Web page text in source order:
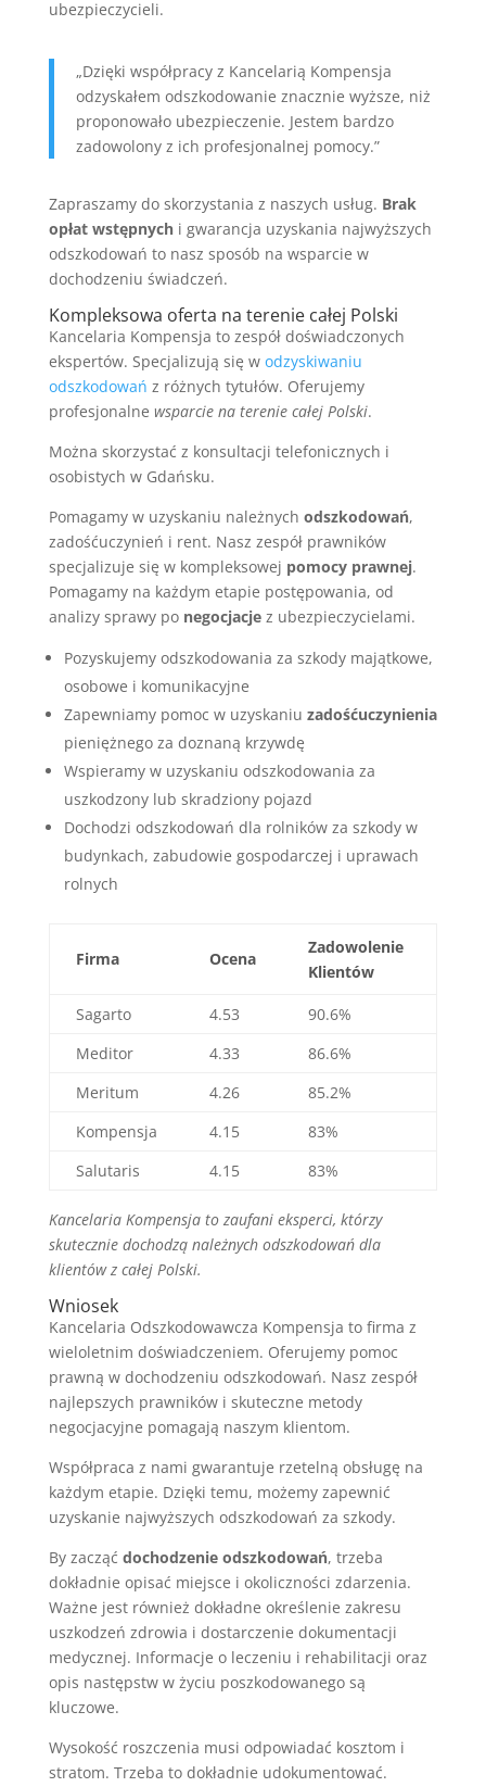
ubezpieczycieli.
„Dzięki współpracy z Kancelarią Kompensja
odzyskałem odszkodowanie znacznie wyższe, niż
proponowało ubezpieczenie. Jestem bardzo
zadowolony z ich profesjonalnej pomocy.”
Zapraszamy do skorzystania z naszych usług. Brak
opłat wstępnychi gwarancja uzyskania najwyższych
odszkodowań to nasz sposób na wsparcie w
dochodzeniu świadczeń.
Kompleksowa oferta na terenie całej Polski
Kancelaria Kompensja to zespół doświadczonych
ekspertów. Specjalizują się w odzyskiwaniu
odszkodowań z różnych tytułów. Oferujemy
profesjonalne wsparcie na terenie całej Polski.
Można skorzystać z konsultacji telefonicznych i
osobistych w Gdańsku.
Pomagamy w uzyskaniu należnych odszkodowań,
zadośćuczynień i rent. Nasz zespół prawników
specjalizuje się w kompleksowej pomocy prawnej.
Pomagamy na każdym etapie postępowania, od
analizy sprawy po negocjacjez ubezpieczycielami.
Pozyskujemy odszkodowania za szkody majątkowe,
osobowe i komunikacyjne
Zapewniamy pomoc w uzyskaniu zadośćuczynienia
pieniężnego za doznaną krzywdę
Wspieramy w uzyskaniu odszkodowania za
uszkodzony lub skradziony pojazd
Dochodzi odszkodowań dla rolników za szkody w
budynkach, zabudowie gospodarczej i uprawach
rolnych
Firma Ocena
Zadowolenie
Klientów
Sagarto 4.53
90.6%
Meditor
4.33
86.6%
Meritum
4.26
85.2%
Kompensja
4.15
83%
Salutaris
4.15 83%
Kancelaria Kompensja to zaufani eksperci, którzy
skutecznie dochodzą należnych odszkodowań dla
klientów z całej Polski.
Wniosek
Kancelaria Odszkodowawcza Kompensja to firma z
wieloletnim doświadczeniem. Oferujemy pomoc
prawną w dochodzeniu odszkodowań. Nasz zespół
najlepszych prawników i skuteczne metody
negocjacyjne pomagają naszym klientom.
Współpraca z nami gwarantuje rzetelną obsługę na
każdym etapie. Dzięki temu, możemy zapewnić
uzyskanie najwyższych odszkodowań za szkody.
By zacząć dochodzenie odszkodowań, trzeba
dokładnie opisać miejsce i okoliczności zdarzenia.
Ważne jest również dokładne określenie zakresu
uszkodzeń zdrowia i dostarczenie dokumentacji
medycznej. Informacje o leczeniu i rehabilitacji oraz
opis następstw w życiu poszkodowanego są
kluczowe.
Wysokość roszczenia musi odpowiadać kosztom i
stratom. Trzeba to dokładnie udokumentować.